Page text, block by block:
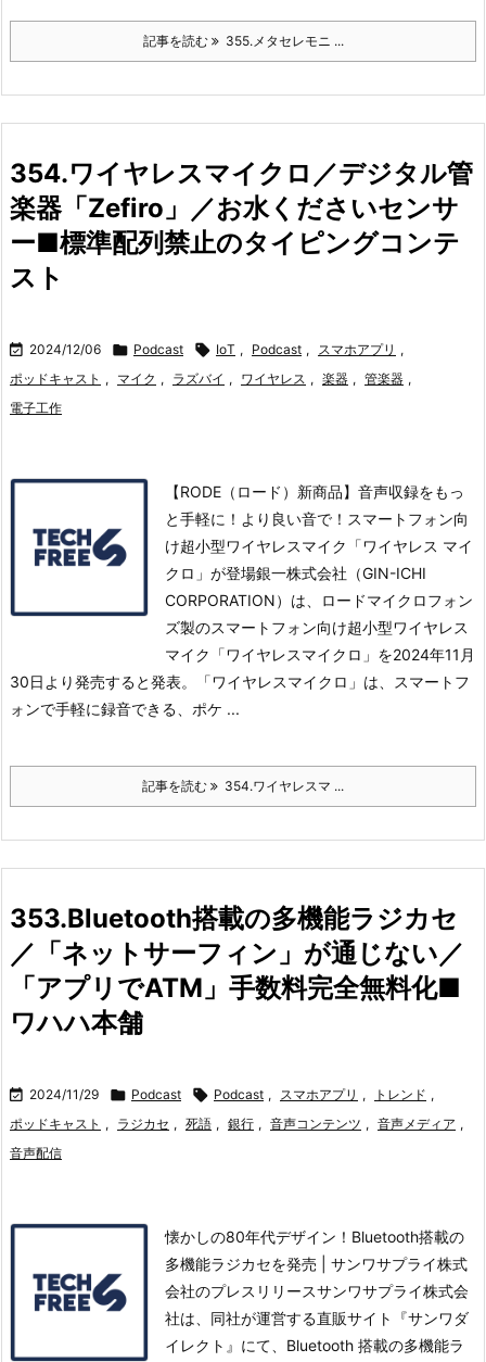
記事を読む 355.メタセレモニ ...
354.ワイヤレスマイクロ／デジタル管
楽器「Zefiro」／お水くださいセンサ
ー■標準配列禁止のタイピングコンテ
スト
 2024/12/06  Podcast  IoT , Podcast , スマホアプリ ,
ポッドキャスト , マイク , ラズバイ , ワイヤレス , 楽器 , 管楽器 ,
電子工作
【RODE（ロード）新商品】音声収録をもっ
と手軽に！より良い音で！スマートフォン向
け超小型ワイヤレスマイク「ワイヤレス マイ
クロ」が登場銀一株式会社（GIN-ICHI
CORPORATION）は、ロードマイクロフォン
ズ製のスマートフォン向け超小型ワイヤレス
マイク「ワイヤレスマイクロ」を2024年11月
30日より発売すると発表。
「ワイヤレスマイクロ」は、スマートフ
ォンで手軽に録音できる、ポケ ...
記事を読む 354.ワイヤレスマ ...
353.Bluetooth搭載の多機能ラジカセ
／「ネットサーフィン」が通じない／
「アプリでATM」手数料完全無料化■
ワハハ本舗
 2024/11/29  Podcast  Podcast , スマホアプリ , トレンド ,
ポッドキャスト , ラジカセ , 死語 , 銀行 , 音声コンテンツ , 音声メディア ,
音声配信
懐かしの80年代デザイン！Bluetooth搭載の
多機能ラジカセを発売 | サンワサプライ株式
会社のプレスリリースサンワサプライ株式会
社は、同社が運営する直販サイト『サンワダ
イレクト』にて、Bluetooth 搭載の多機能ラ